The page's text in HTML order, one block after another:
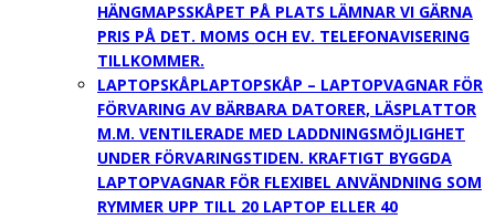
HÄNGMAPSSKÅPET PÅ PLATS LÄMNAR VI GÄRNA
PRIS PÅ DET. MOMS OCH EV. TELEFONAVISERING
TILLKOMMER.
LAPTOPSKÅPLAPTOPSKÅP – LAPTOPVAGNAR FÖR
FÖRVARING AV BÄRBARA DATORER, LÄSPLATTOR
M.M. VENTILERADE MED LADDNINGSMÖJLIGHET
UNDER FÖRVARINGSTIDEN. KRAFTIGT BYGGDA
LAPTOPVAGNAR FÖR FLEXIBEL ANVÄNDNING SOM
RYMMER UPP TILL 20 LAPTOP ELLER 40